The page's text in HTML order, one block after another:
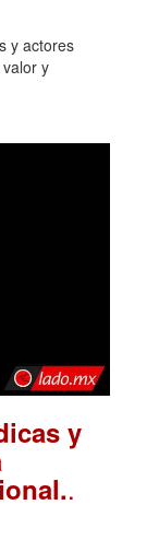
y actores
y
y
.